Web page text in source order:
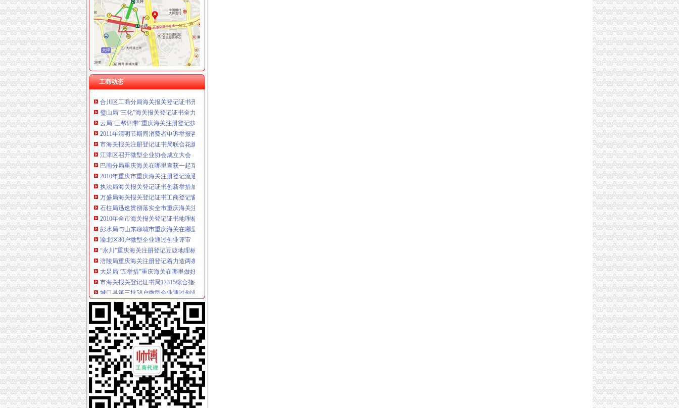
工商动态
垫江县加微企补助资金监管
巴南区工商分局海关报关注册登记证书牵头召开行政执法与刑事司法衔接工作座谈会
工商干校微型企业创业培训2011年第一期培训班顺利开班
云诞生家村镇银行
全市工商系统“六个必查”重庆海关注册登记筑牢食品安全监管防线
全市重庆海关在哪里安全生产大排查大整大执法专项行动圆满完成
巫溪局从“五方面”重庆海关在哪里着力加纪检监察工作
永川局“四个加”海关报关注册登记证书化两节食品市场监管有实效
合川区工商分局海关报关登记证书开展食品批发经营户专项整行动
璧山局“三化”海关报关登记证书全力营造食品安全健康消费环境
云局“三帮四带”重庆海关注册登记扶持微型企业做大盘
2011年清明节期间消费者申诉举报咨询处理况综述
市海关报关注册登记证书局联合花旗银行召开政银企融资对接会 助推重庆经济发展
江津区召开微型企业协会成立大会
巴南分局重庆海关在哪里查获一起互联网销售冒名表案
2010年重庆市重庆海关注册登记流通领域插头插座质量监测况
执法局海关报关登记证书创新举措加网络违法案件查办
万盛局海关报关登记证书工商登记窗口服务企业助推发展成效显著
石柱局迅速贯彻落实全市重庆海关注册登记工商行政管理工作会议精
2010年全市海关报关登记证书地理标志助推农村经济发展显成效
彭水局与山东聊城市重庆海关在哪里工商局建立结对扶贫协作工作机制
渝北区80户微型企业通过创业评审
“永川”重庆海关注册登记豆豉地理标志证明商标获成功注册
涪陵局重庆海关注册登记着力造两条移民微型企业发展示范街
大足局“五举措”重庆海关在哪里做好两节期间安全稳定工作
市海关报关登记证书局12315综合指挥调度中心12月份第4周受理况
城口县第三批58户微型企业通过创业评审
长寿局重庆海关在哪里助企业融资次突破10亿元
全市重庆海关在哪里学校食品安全百日整行动取得三个成果
市海关报关登记证书局监察室认真学习贯彻全国工商行政管理工作会议和全市经济工作会议精
北部新区全面完成2010年微型企业发展任务
市重庆海关在哪里局召开信息化工作领导小组成员会议
市重庆海关注册局对2011年媒体广告监督管理工作提出要求
黔江局重庆海关注册登记五举措全力击雨雪冰冻灾害
北碚区区长龙华对北碚局重庆海关注册登记《工商专报》作出批示
云局南溪所“一清二促三控”海关报关登记证书开展猪肉市场监管
南川局海关报关注册登记证书五举措化燃放烟花竹安全监管
潼南局四个“做好”海关报关注册登记证书积开展合同帮农